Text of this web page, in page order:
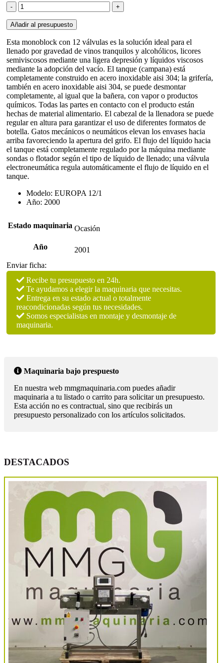
Monoblock
por
gravedad
para
líquido
Revinsa
cantidad
Añadir al presupuesto
Esta monoblock con 12 válvulas es la solución ideal para el
llenado por gravedad de vinos tranquilos y alcohólicos, licores
semiviscosos mediante una ligera depresión y líquidos viscosos
mediante la adopción del vacío. El tanque (campana) está
completamente construido en acero inoxidable aisi 304; la grifería,
también en acero inoxidable aisi 304, se puede desmontar
completamente, al igual que la bañera, con vapor o productos
químicos. Todas las partes en contacto con el producto están
hechas de material alimentario. El cabezal de la llenadora se puede
regular en altura para garantizar el uso de diferentes formatos de
botella. Gatos mecánicos o neumáticos elevan los envases hacia
arriba favoreciendo la apertura del grifo. El flujo del líquido hacia
el tanque está completamente regulado por la máquina mediante
sondas o flotador según el tipo de líquido de llenado; una válvula
electroneumática regula automáticamente el flujo de líquido en el
tanque.
Modelo: EUROPA 12/1
Año: 2000
Estado maquinaria Ocasión
Año
2001
Enviar ficha:
Recibe tu presupuesto en 24h.
Te ayudamos a elegir la maquinaria que necesitas.
Entrega en su estado actual o totalmente
reacondicionadas según tus necesidades.
Somos especialistas en montaje y desmontaje de
maquinaria.
Maquinaria bajo prespuesto
En nuestra web mmgmaquinaria.com puedes añadir
maquinaria a tu listado o carrito para solicitar un presupuesto.
Esta acción no es contractual, sino que recibirás un
presupuesto personalizado con los artículos solicitados.
DESTACADOS